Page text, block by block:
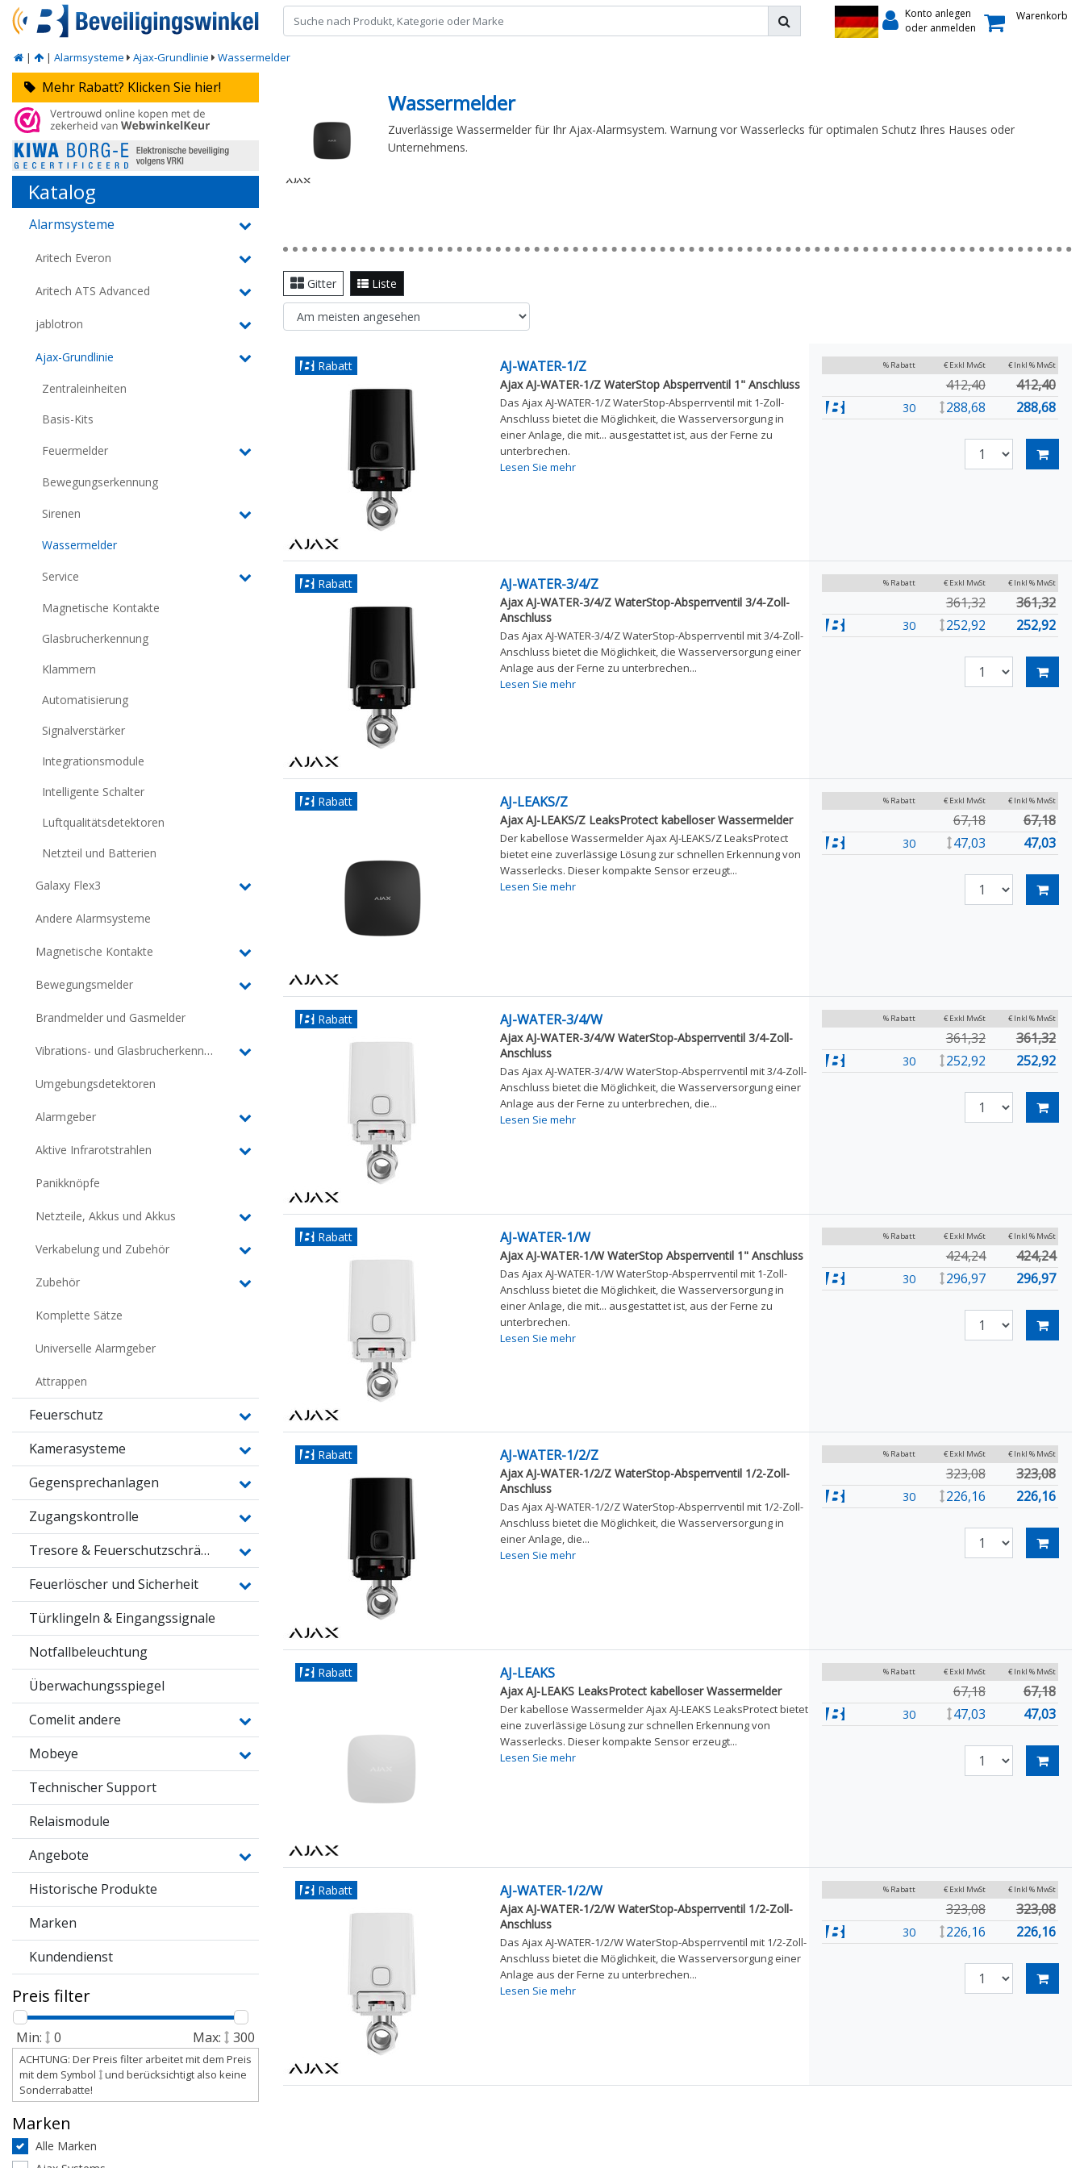
Konto anlegen
oder anmelden
Warenkorb
| | Alarmsysteme Ajax-Grundlinie Wassermelder
Mehr Rabatt? Klicken Sie hier!
Katalog
Alarmsysteme
Aritech Everon
Aritech ATS Advanced
jablotron
Ajax-Grundlinie
Zentraleinheiten
Basis-Kits
Feuermelder
Bewegungserkennung
Sirenen
Wassermelder
Service
Magnetische Kontakte
Glasbrucherkennung
Klammern
Automatisierung
Signalverstärker
Integrationsmodule
Intelligente Schalter
Luftqualitätsdetektoren
Netzteil und Batterien
Galaxy Flex3
Andere Alarmsysteme
Magnetische Kontakte
Bewegungsmelder
Brandmelder und Gasmelder
Vibrations- und Glasbrucherkennung
Umgebungsdetektoren
Alarmgeber
Aktive Infrarotstrahlen
Panikknöpfe
Netzteile, Akkus und Akkus
Verkabelung und Zubehör
Zubehör
Komplette Sätze
Universelle Alarmgeber
Attrappen
Feuerschutz
Kamerasysteme
Gegensprechanlagen
Zugangskontrolle
Tresore & Feuerschutzschränke
Feuerlöscher und Sicherheit
Türklingeln & Eingangssignale
Notfallbeleuchtung
Überwachungsspiegel
Comelit andere
Mobeye
Technischer Support
Relaismodule
Angebote
Historische Produkte
Marken
Kundendienst
Preis filter
Min: 0 Max: 300
ACHTUNG: Der Preis filter arbeitet mit dem Preis
mit dem Symbol
und berücksichtigt also keine
Sonderrabatte!
Marken
Alle Marken
Wassermelder
Zuverlässige Wassermelder für Ihr Ajax-Alarmsystem. Warnung vor Wasserlecks für optimalen Schutz Ihres Hauses oder
Unternehmens.
Gitter Liste
Rabatt AJ-WATER-1/Z
Ajax AJ-WATER-1/Z WaterStop Absperrventil 1" Anschluss
Das Ajax AJ-WATER-1/Z WaterStop-Absperrventil mit 1-Zoll-
Anschluss bietet die Möglichkeit, die Wasserversorgung in
einer Anlage, die mit... ausgestattet ist, aus der Ferne zu
unterbrechen.
Lesen Sie mehr
% Rabatt € Exkl MwSt € Inkl % MwSt
412,40 412,40
30 288,68 288,68
Rabatt AJ-WATER-3/4/Z
Ajax AJ-WATER-3/4/Z WaterStop-Absperrventil 3/4-Zoll-
Anschluss
Das Ajax AJ-WATER-3/4/Z WaterStop-Absperrventil mit 3/4-Zoll-
Anschluss bietet die Möglichkeit, die Wasserversorgung einer
Anlage aus der Ferne zu unterbrechen...
Lesen Sie mehr
% Rabatt € Exkl MwSt € Inkl % MwSt
361,32 361,32
30 252,92 252,92
Rabatt AJ-LEAKS/Z
Ajax AJ-LEAKS/Z LeaksProtect kabelloser Wassermelder
Der kabellose Wassermelder Ajax AJ-LEAKS/Z LeaksProtect
bietet eine zuverlässige Lösung zur schnellen Erkennung von
Wasserlecks. Dieser kompakte Sensor erzeugt...
Lesen Sie mehr
% Rabatt € Exkl MwSt € Inkl % MwSt
67,18 67,18
30 47,03 47,03
Rabatt AJ-WATER-3/4/W
Ajax AJ-WATER-3/4/W WaterStop-Absperrventil 3/4-Zoll-
Anschluss
Das Ajax AJ-WATER-3/4/W WaterStop-Absperrventil mit 3/4-Zoll-
Anschluss bietet die Möglichkeit, die Wasserversorgung einer
Anlage aus der Ferne zu unterbrechen, die...
Lesen Sie mehr
% Rabatt € Exkl MwSt € Inkl % MwSt
361,32 361,32
30 252,92 252,92
Rabatt AJ-WATER-1/W
Ajax AJ-WATER-1/W WaterStop Absperrventil 1" Anschluss
Das Ajax AJ-WATER-1/W WaterStop-Absperrventil mit 1-Zoll-
Anschluss bietet die Möglichkeit, die Wasserversorgung in
einer Anlage, die mit... ausgestattet ist, aus der Ferne zu
unterbrechen.
Lesen Sie mehr
% Rabatt € Exkl MwSt € Inkl % MwSt
424,24 424,24
30 296,97 296,97
Rabatt AJ-WATER-1/2/Z
Ajax AJ-WATER-1/2/Z WaterStop-Absperrventil 1/2-Zoll-
Anschluss
Das Ajax AJ-WATER-1/2/Z WaterStop-Absperrventil mit 1/2-Zoll-
Anschluss bietet die Möglichkeit, die Wasserversorgung in
einer Anlage, die...
Lesen Sie mehr
% Rabatt € Exkl MwSt € Inkl % MwSt
323,08 323,08
30 226,16 226,16
Rabatt AJ-LEAKS
Ajax AJ-LEAKS LeaksProtect kabelloser Wassermelder
Der kabellose Wassermelder Ajax AJ-LEAKS LeaksProtect bietet
eine zuverlässige Lösung zur schnellen Erkennung von
Wasserlecks. Dieser kompakte Sensor erzeugt...
Lesen Sie mehr
% Rabatt € Exkl MwSt € Inkl % MwSt
67,18 67,18
30 47,03 47,03
Rabatt AJ-WATER-1/2/W
Ajax AJ-WATER-1/2/W WaterStop-Absperrventil 1/2-Zoll-
Anschluss
Das Ajax AJ-WATER-1/2/W WaterStop-Absperrventil mit 1/2-Zoll-
Anschluss bietet die Möglichkeit, die Wasserversorgung einer
Anlage aus der Ferne zu unterbrechen...
Lesen Sie mehr
% Rabatt € Exkl MwSt € Inkl % MwSt
323,08 323,08
30 226,16 226,16